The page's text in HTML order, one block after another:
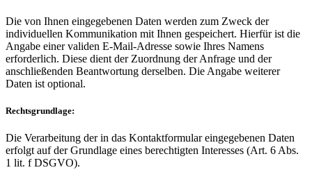
Die von Ihnen eingegebenen Daten werden zum Zweck der
individuellen Kommunikation mit Ihnen gespeichert. Hierfür ist die
Angabe einer validen E-Mail-Adresse sowie Ihres Namens
erforderlich. Diese dient der Zuordnung der Anfrage und der
anschließenden Beantwortung derselben. Die Angabe weiterer
Daten ist optional.
Rechtsgrundlage:
Die Verarbeitung der in das Kontaktformular eingegebenen Daten
erfolgt auf der Grundlage eines berechtigten Interesses (Art. 6 Abs.
1 lit. f DSGVO).